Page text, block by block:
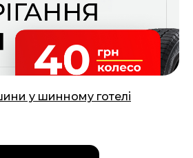
у шинному готелі